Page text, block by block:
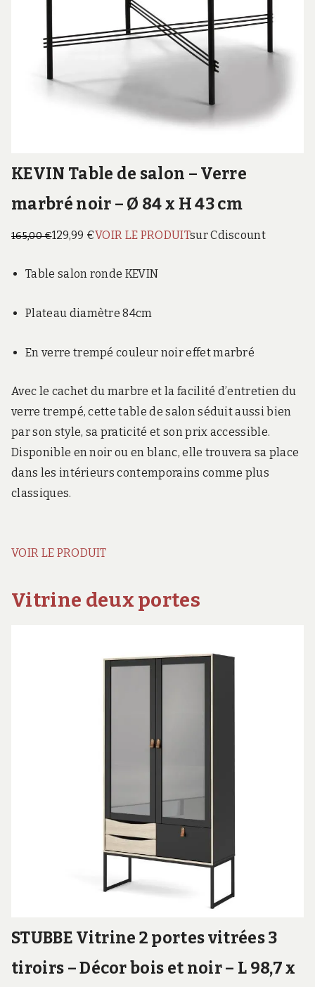
KEVIN Table de salon – Verre
marbré noir – Ø 84 x H 43 cm
165,00 €129,99 €VOIR LE PRODUITsur Cdiscount
Table salon ronde KEVIN
Plateau diamètre 84cm
En verre trempé couleur noir effet marbré
Avec le cachet du marbre et la facilité d’entretien du
verre trempé, cette table de salon séduit aussi bien
par son style, sa praticité et son prix accessible.
Disponible en noir ou en blanc, elle trouvera sa place
dans les intérieurs contemporains comme plus
classiques.
VOIR LE PRODUIT
Vitrine deux portes
STUBBE Vitrine 2 portes vitrées 3
tiroirs – Décor bois et noir – L 98,7 x